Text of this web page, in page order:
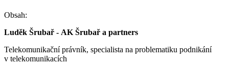
Obsah:
Luděk Šrubař - AK Šrubař a partners
Telekomunikační právník, specialista na problematiku podnikání
v telekomunikacích